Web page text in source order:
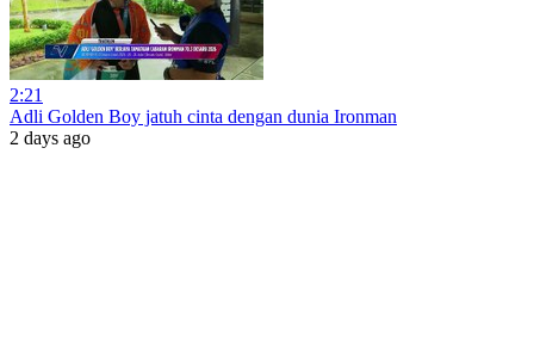
2:21
Adli Golden Boy jatuh cinta dengan dunia Ironman
2 days ago